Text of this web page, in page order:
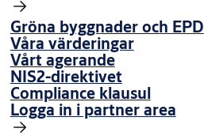
Gröna byggnader och EPD
Våra värderingar
Vårt agerande
NIS2-direktivet
Compliance klausul
Logga in i partner area